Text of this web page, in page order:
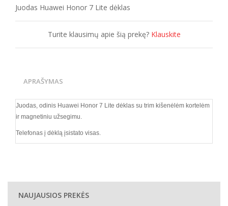
Juodas Huawei Honor 7 Lite dėklas
Turite klausimų apie šią prekę? Klauskite
APRAŠYMAS
Juodas, odinis Huawei Honor 7 Lite dėklas su trim kišenėlėm kortelėm
ir magnetiniu užsegimu.
Telefonas į dėklą įsistato visas.
NAUJAUSIOS PREKĖS